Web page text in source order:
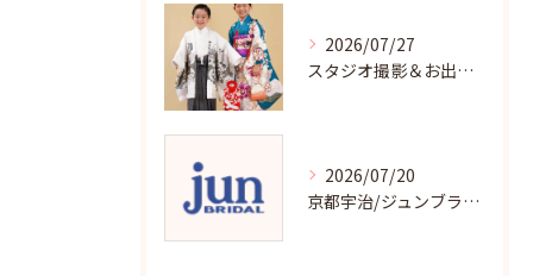
2026/07/27
スタジオ撮影＆お出掛け七五三はジュンブライダル
2026/07/20
京都宇治/ジュンブライダル七五三衣裳均一料金